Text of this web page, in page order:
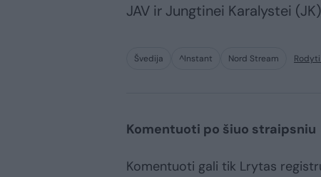
JAV ir Jungtinei Karalystei
Švedija ^Instant Nord Stream
Komentuoti po šiuo straipsniu
Komentuoti gali tik Lrytas